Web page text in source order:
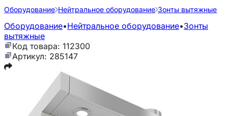
Оборудование Нейтральное оборудование Зонты вытяжные
Оборудование•Нейтральное оборудование•Зонты
вытяжные
Код товара: 112300
Артикул: 285147